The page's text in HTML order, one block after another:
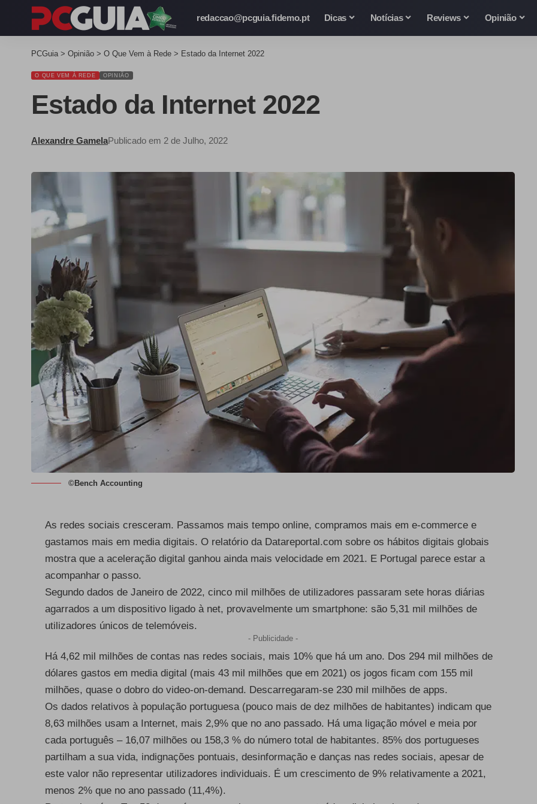
redaccao@pcguia.fidemo.pt Dicas Notícias Reviews Opinião
PCGuia > Opinião > O Que Vem à Rede > Estado da Internet 2022
O QUE VEM À REDE OPINIÃO
Estado da Internet 2022
Alexandre GamelaPublicado em 2 de Julho, 2022
©Bench Accounting
As redes sociais cresceram. Passamos mais tempo online, compramos mais em e-commerce e
gastamos mais em media digitais. O relatório da Datareportal.com sobre os hábitos digitais globais
mostra que a aceleração digital ganhou ainda mais velocidade em 2021. E Portugal parece estar a
acompanhar o passo.
Segundo dados de Janeiro de 2022, cinco mil milhões de utilizadores passaram sete horas diárias
agarrados a um dispositivo ligado à net, provavelmente um smartphone: são 5,31 mil milhões de
utilizadores únicos de telemóveis.
- Publicidade -
Há 4,62 mil milhões de contas nas redes sociais, mais 10% que há um ano. Dos 294 mil milhões de
dólares gastos em media digital (mais 43 mil milhões que em 2021) os jogos ficam com 155 mil
milhões, quase o dobro do video-on-demand. Descarregaram-se 230 mil milhões de apps.
Os dados relativos à população portuguesa (pouco mais de dez milhões de habitantes) indicam que
8,63 milhões usam a Internet, mais 2,9% que no ano passado. Há uma ligação móvel e meia por
cada português – 16,07 milhões ou 158,3 % do número total de habitantes. 85% dos portugueses
partilham a sua vida, indignações pontuais, desinformação e danças nas redes sociais, apesar de
este valor não representar utilizadores individuais. É um crescimento de 9% relativamente a 2021,
menos 2% que no ano passado (11,4%).